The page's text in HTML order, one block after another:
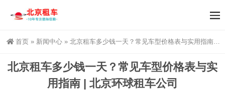
首页 » 新闻中心 » 北京租车多少钱一天？常见车型价格表与实用指南 | 北京环球租车公司
北京租车多少钱一天？常见车型价格表与实
用指南 | 北京环球租车公司